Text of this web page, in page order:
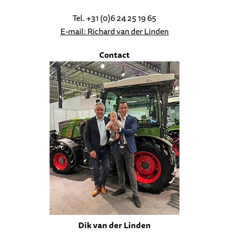
Tel. +31 (0)6 24 25 19 65
E-mail: Richard van der Linden
Contact
Dik van der Linden